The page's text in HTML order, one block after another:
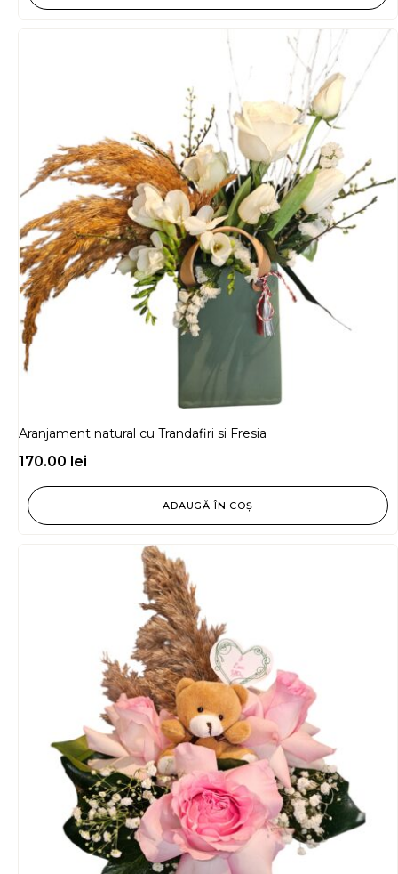
Aranjament natural cu Trandafiri si Fresia
170.00 lei
ADAUGĂ ÎN COȘ